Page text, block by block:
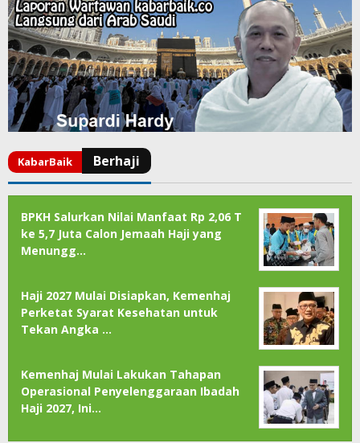
BPKH Salurkan Nilai Manfaat Rp 2,06 T
ke 5,7 Juta Calon Jemaah Haji yang
Menungg…
Haji 2027 Mulai Disiapkan, Kemenhaj
Perketat Syarat Kesehatan untuk
Tekan Angka …
Kemenhaj Mulai Lakukan Tahapan
Operasional Penyelenggaraan Ibadah
Haji 2027, Ini…